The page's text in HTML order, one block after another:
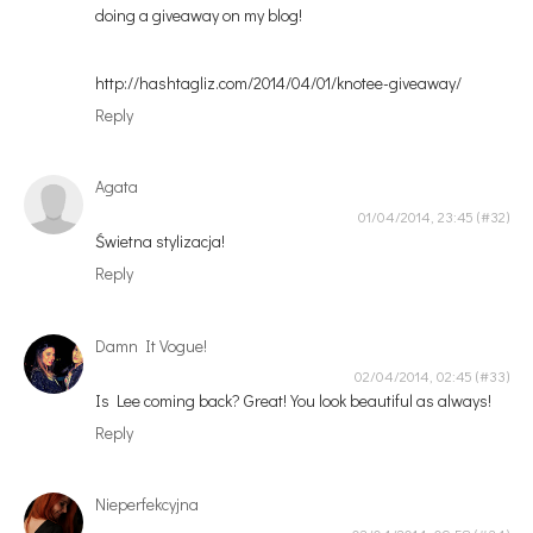
doing a giveaway on my blog!
http://hashtagliz.com/2014/04/01/knotee-giveaway/
Reply
Agata
01/04/2014, 23:45
Świetna stylizacja!
Reply
Damn It Vogue!
02/04/2014, 02:45
Is Lee coming back? Great! You look beautiful as always!
Reply
Nieperfekcyjna